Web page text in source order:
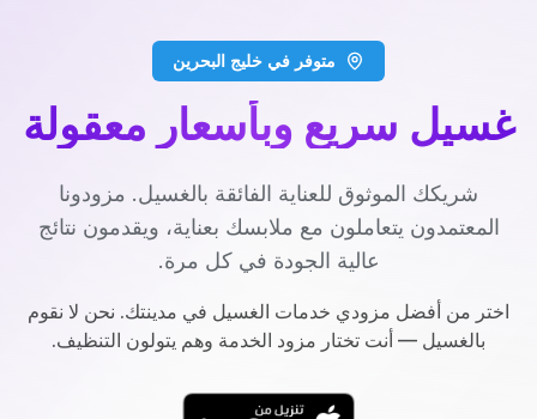
متوفر في خليج البحرين
غسيل سريع وبأسعار معقولة
شريكك الموثوق للعناية الفائقة بالغسيل. مزودونا
المعتمدون يتعاملون مع ملابسك بعناية، ويقدمون نتائج
عالية الجودة في كل مرة.
اختر من أفضل مزودي خدمات الغسيل في مدينتك. نحن لا نقوم
بالغسيل — أنت تختار مزود الخدمة وهم يتولون التنظيف.